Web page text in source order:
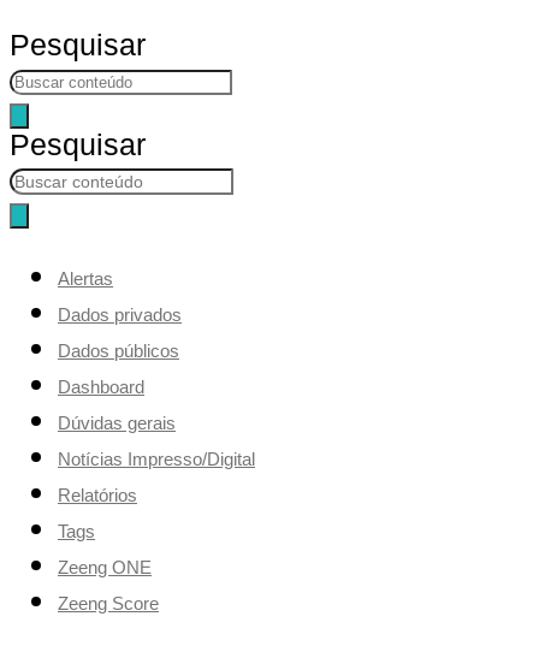
Pesquisar
Pesquisar
Alertas
Dados privados
Dados públicos
Dashboard
Dúvidas gerais
Notícias Impresso/Digital
Relatórios
Tags
Zeeng ONE
Zeeng Score